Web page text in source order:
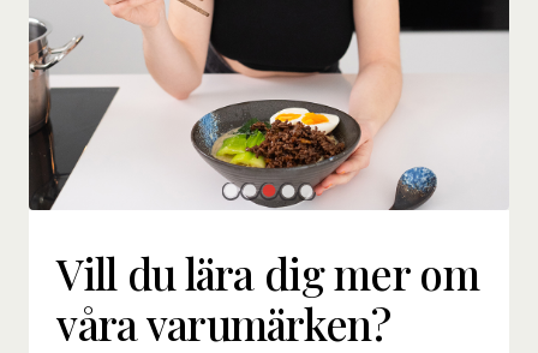
Vill du lära dig mer om
våra varumärken?